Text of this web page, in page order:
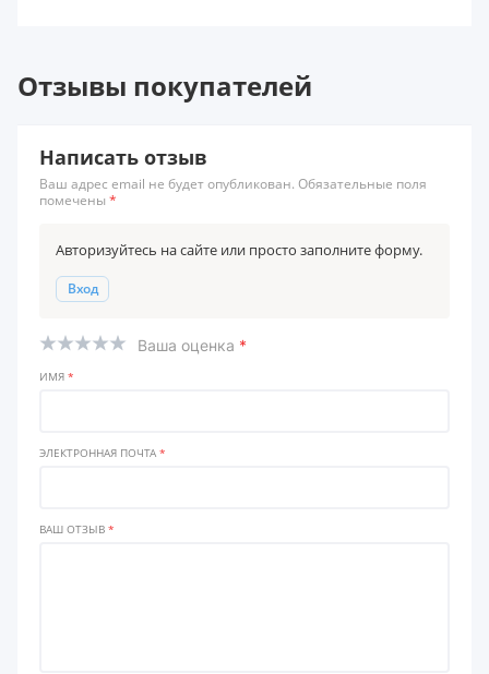
Отзывы покупателей
Написать отзыв
Ваш адрес email не будет опубликован. Обязательные поля
помечены *
Авторизуйтесь на сайте или просто заполните форму.
Вход
Ваша оценка *
ИМЯ *
ЭЛЕКТРОННАЯ ПОЧТА *
ВАШ ОТЗЫВ *